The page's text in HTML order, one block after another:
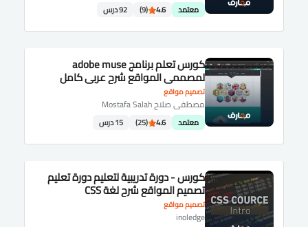
معتمد 4.6
(9) 92 درس
تصميم مواقع
كورس تعلم برنامج adobe muse
لمصممى المواقع شرح عربى كامل
مصطفى صلاح Mostafa Salah
معتمد 4.6
(25) 15 درس
تصميم مواقع
كورس - دورة تدريبية لتعليم دورة تعليم
تصميم المواقع شرح لغة CSS
inoledge